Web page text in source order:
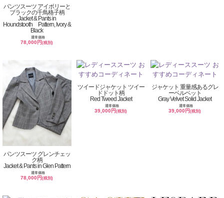
パンツスーツ アイボリーと
ブラックの千鳥格子柄
Jacket & Pants in
Houndstooth Pattern, Ivory &
Black
通常価格
78,000円(税別)
パンツスーツ グレンチェッ
ク柄
Jacket & Pants in Glen Pattern
通常価格
78,000円(税別)
ツイードジャケット ツイー
ドドット柄
Red Tweed Jacket
通常価格
39,000円(税別)
ジャケット 重量感あるグレ
ーベルベット
Gray Velvet Solid Jacket
通常価格
39,000円(税別)